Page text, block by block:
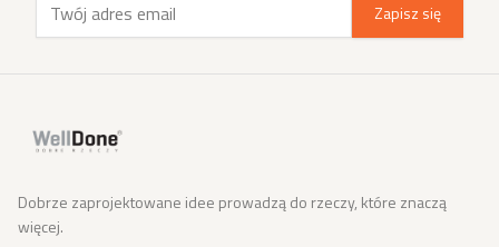
Zapisz się
Dobrze zaprojektowane idee prowadzą do rzeczy, które znaczą
więcej.